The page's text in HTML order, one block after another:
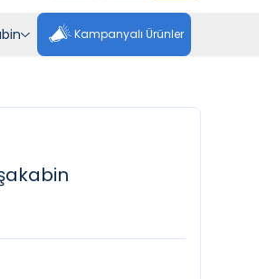
Kampanyalı Ürünler